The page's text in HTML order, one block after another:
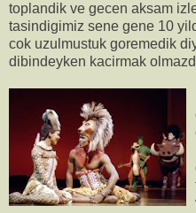
toplandik ve gecen aksam
tasindigimiz sene gene 10
cok uzulmustuk goremedik
dibindeyken kacirmak